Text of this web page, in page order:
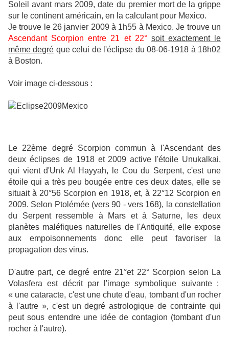
Soleil avant mars 2009, date du premier mort de la grippe
sur le continent américain, en la calculant pour Mexico.
Je trouve le 26 janvier 2009 à 1h55 à Mexico. Je trouve un
Ascendant Scorpion entre 21 et 22° soit exactement le
même degré que celui de l'éclipse du 08-06-1918 à 18h02
à Boston.
Voir image ci-dessous :
Le 22ème degré Scorpion commun à l'Ascendant des
deux éclipses de 1918 et 2009 active l'étoile Unukalkai,
qui vient d'Unk Al Hayyah, le Cou du Serpent, c'est une
étoile qui a très peu bougée entre ces deux dates, elle se
situait à 20°56 Scorpion en 1918, et, à 22°12 Scorpion en
2009. Selon Ptolémée (vers 90 - vers 168), la constellation
du Serpent ressemble à Mars et à Saturne, les deux
planètes maléfiques naturelles de l'Antiquité, elle expose
aux empoisonnements donc elle peut favoriser la
propagation des virus.
D'autre part, ce degré entre 21°et 22° Scorpion selon La
Volasfera est décrit par l'image symbolique suivante :
« une cataracte, c'est une chute d'eau, tombant d'un rocher
à l'autre », c'est un degré astrologique de contrainte qui
peut sous entendre une idée de contagion (tombant d'un
rocher à l'autre).